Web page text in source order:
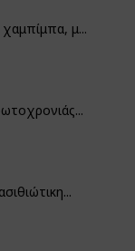
μ...